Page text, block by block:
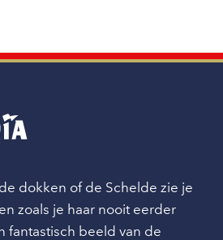
dokken of de Schelde zie je
zoals je haar nooit eerder
fantastisch beeld van de